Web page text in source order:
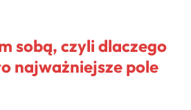
sobą, czyli dlaczego
najważniejsze pole